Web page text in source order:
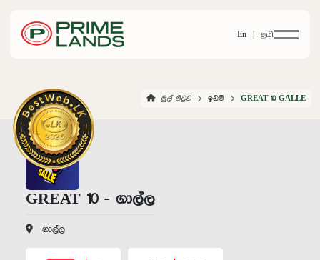
En | தமி
මුල් පිටුව ඉඩම් GREAT 10 GALLE
GREAT 10 - ගාල්ල
ගාල්ල